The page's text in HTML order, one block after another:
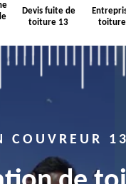
Devis fuite de
toiture 13
COUVREUR 13